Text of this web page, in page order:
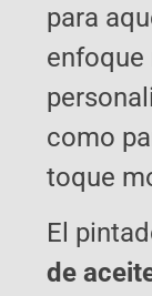
para
enfoque
como
toque
El
de